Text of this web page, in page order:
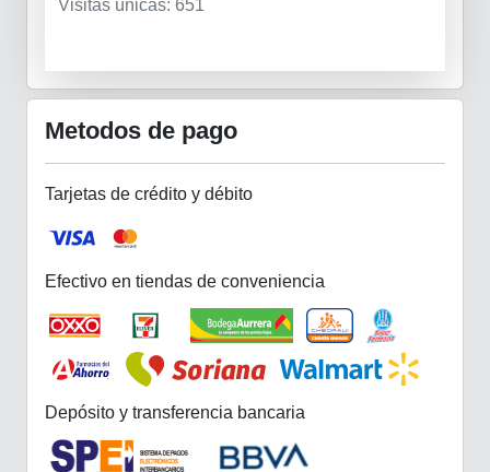
Visitas únicas: 651
Metodos de pago
Tarjetas de crédito y débito
Efectivo en tiendas de conveniencia
Depósito y transferencia bancaria